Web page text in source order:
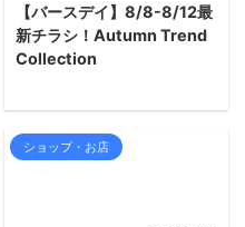
【バースデイ】8/8-8/12最
新チラシ！Autumn Trend
Collection
ショップ・お店